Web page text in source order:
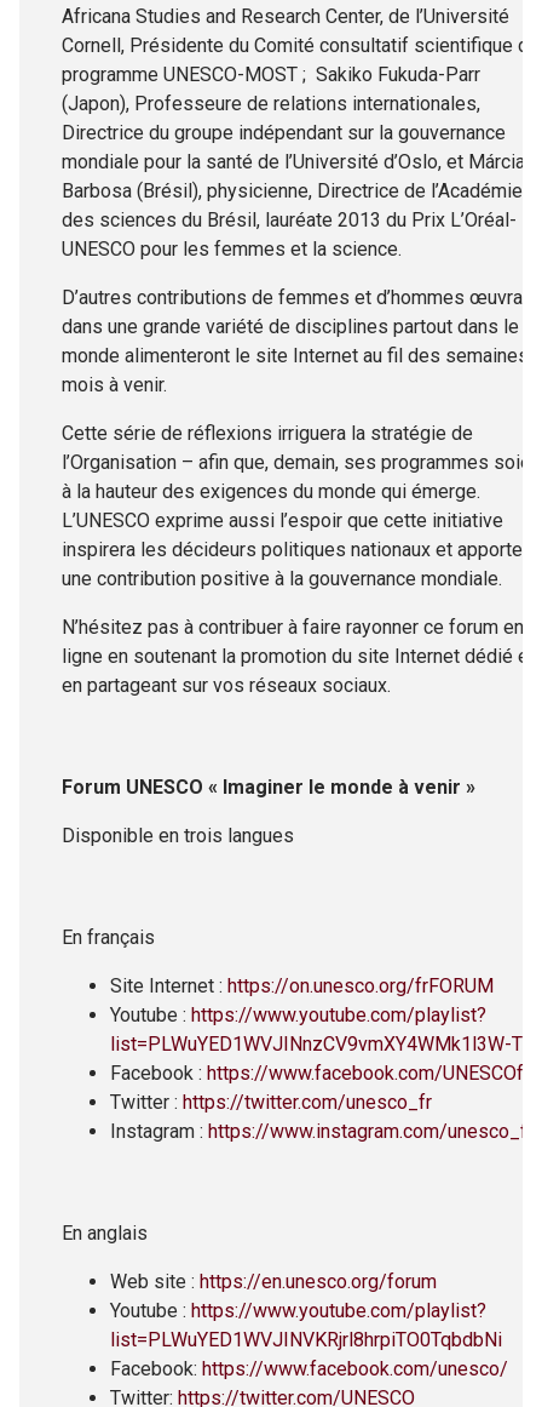
Africana Studies and Research Center, de l’Université
Cornell, Présidente du Comité consultatif scientifique du
programme UNESCO-MOST ; Sakiko Fukuda-Parr
(Japon), Professeure de relations internationales,
Directrice du groupe indépendant sur la gouvernance
mondiale pour la santé de l’Université d’Oslo, et Márcia
Barbosa (Brésil), physicienne, Directrice de l’Académie
des sciences du Brésil, lauréate 2013 du Prix L’Oréal-
UNESCO pour les femmes et la science.
D’autres contributions de femmes et d’hommes œuvrant
dans une grande variété de disciplines partout dans le
monde alimenteront le site Internet au fil des semaines
mois à venir.
Cette série de réflexions irriguera la stratégie de
l’Organisation – afin que, demain, ses programmes
à la hauteur des exigences du monde qui émerge.
L’UNESCO exprime aussi l’espoir que cette initiative
inspirera les décideurs politiques nationaux et apportera
une contribution positive à la gouvernance mondiale.
N’hésitez pas à contribuer à faire rayonner ce forum en
ligne en soutenant la promotion du site Internet dédié et
en partageant sur vos réseaux sociaux.
Forum UNESCO « Imaginer le monde à venir »
Disponible en trois langues
En français
Site Internet : https://on.unesco.org/frFORUM
Youtube : https://www.youtube.com/playlist?
list=PLWuYED1WVJINnzCV9vmXY4WMk1l3W-
Facebook : https://www.facebook.com/UNESCOfr
Twitter : https://twitter.com/unesco_fr
Instagram : https://www.instagram.com/unesco_fr/
En anglais
Web site : https://en.unesco.org/forum
Youtube : https://www.youtube.com/playlist?
list=PLWuYED1WVJINVKRjrl8hrpiTO0TqbdbNi
Facebook: https://www.facebook.com/unesco/
Twitter: https://twitter.com/UNESCO